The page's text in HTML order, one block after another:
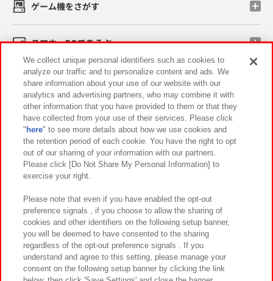
ゲーム機をさがす
スマホ・PCであそぶ
イベント・キャンペーン
関連会社 サステナビリティ サイトポリシー
プライバシーポリシー ウェブアクセシビリティ方針と検証結果
お取引先さまとともに
カスタマーハラスメント対応方針 よくあるご質問・お問い合わせ
We collect unique personal identifiers such as cookies to
analyze our traffic and to personalize content and ads. We
share information about your use of our website with our
analytics and advertising partners, who may combine it with
other information that you have provided to them or that they
have collected from your use of their services. Please click
" here" to see more details about how we use cookies and
the retention period of each cookie. You have the right to opt
out of our sharing of your information with our partners.
Please click [Do Not Share My Personal Information] to
exercise your right.
Please note that even if you have enabled the opt-out
preference signals , if you choose to allow the sharing of
cookies and other identifiers on the following setup banner,
you will be deemed to have consented to the sharing
regardless of the opt-out preference signals . If you
understand and agree to this setting, please manage your
consent on the following setup banner by clicking the link